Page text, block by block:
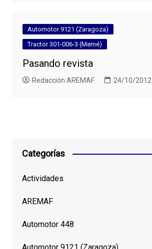
Automotor 9121 (Zaragoza)
Tractor 301-006-3 (Memé)
Pasando revista
Redacción AREMAF 24/10/2012
Categorías
Actividades
AREMAF
Automotor 448